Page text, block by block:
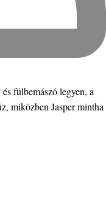
fülbemászó legyen, a
miközben Jasper mintha